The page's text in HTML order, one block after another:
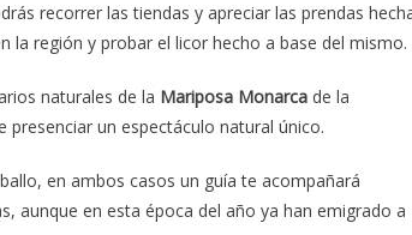
recorrer las tiendas y apreciar las prendas
región y probar el licor hecho a base del mismo.
naturales de la Mariposa Monarca de la
un espectáculo natural único.
en ambos casos un guía te acompañará
aunque en esta época del año ya han emigrado a